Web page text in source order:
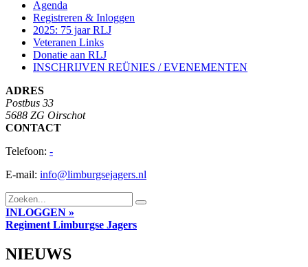
Agenda
Registreren & Inloggen
2025: 75 jaar RLJ
Veteranen Links
Donatie aan RLJ
INSCHRIJVEN REÜNIES / EVENEMENTEN
ADRES
Postbus 33
5688 ZG Oirschot
CONTACT
Telefoon: -
E-mail: info@limburgsejagers.nl
INLOGGEN »
Regiment Limburgse Jagers
NIEUWS